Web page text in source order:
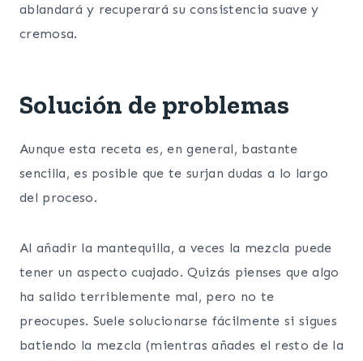
ablandará y recuperará su consistencia suave y
cremosa.
Solución de problemas
Aunque esta receta es, en general, bastante
sencilla, es posible que te surjan dudas a lo largo
del proceso.
Al añadir la mantequilla, a veces la mezcla puede
tener un aspecto cuajado. Quizás pienses que algo
ha salido terriblemente mal, pero no te
preocupes. Suele solucionarse fácilmente si sigues
batiendo la mezcla (mientras añades el resto de la